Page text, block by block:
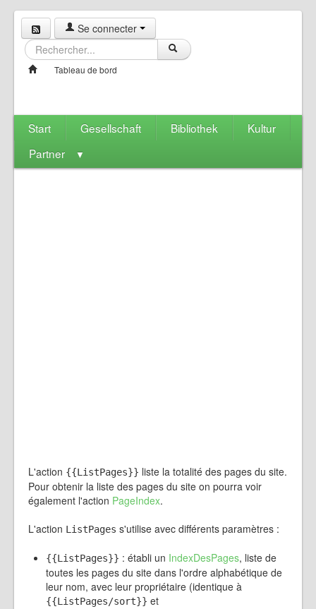
Se connecter
Tableau de bord
Start Gesellschaft Bibliothek
Kultur
Partner
▼
L'action {{ListPages}} liste la totalité des pages du site.
Pour obtenir la liste des pages du site on pourra voir
également l'action PageIndex.
L'action ListPages s'utilise avec différents paramètres :
{{ListPages}} : établi un IndexDesPages, liste de
toutes les pages du site dans l'ordre alphabétique de
leur nom, avec leur propriétaire (identique à
{{ListPages/sort}} et